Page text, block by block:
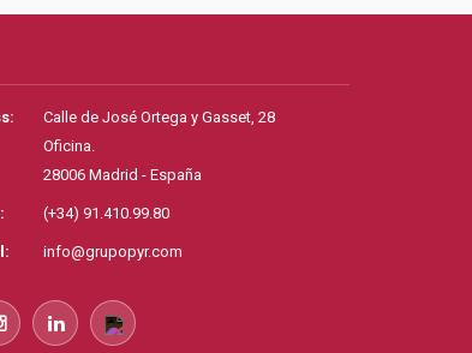
Calle de José Ortega y Gasset, 28
Oficina.
28006 Madrid - España
(+34) 91.410.99.80
info@grupopyr.com